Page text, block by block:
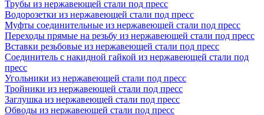
Трубы из нержавеющей стали под пресс
Водорозетки из нержавеющей стали под пресс
Муфты соединительные из нержавеющей стали под пресс
Переходы прямые на резьбу из нержавеющей стали под пресс
Вставки резьбовые из нержавеющей стали под пресс
Соединитель с накидной гайкой из нержавеющей стали под
пресс
Угольники из нержавеющей стали под пресс
Тройники из нержавеющей стали под пресс
Заглушка из нержавеющей стали под пресс
Обводы из нержавеющей стали под пресс